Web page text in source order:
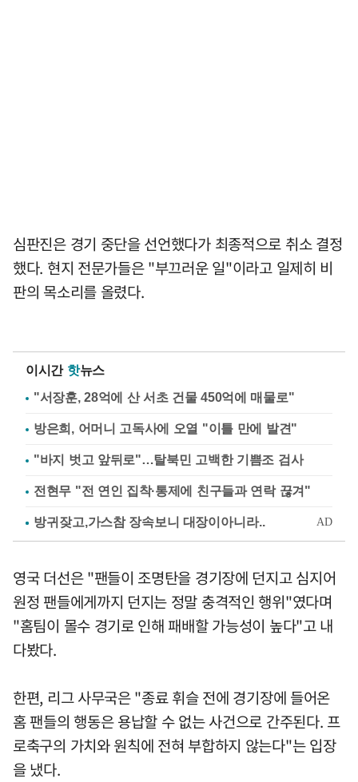
심판진은 경기 중단을 선언했다가 최종적으로 취소 결정
했다. 현지 전문가들은 "부끄러운 일"이라고 일제히 비
판의 목소리를 올렸다.
이시간 핫뉴스
"서장훈, 28억에 산 서초 건물 450억에 매물로"
방은희, 어머니 고독사에 오열 "이틀 만에 발견"
"바지 벗고 앞뒤로"…탈북민 고백한 기쁨조 검사
전현무 "전 연인 집착·통제에 친구들과 연락 끊겨"
영국 더선은 "팬들이 조명탄을 경기장에 던지고 심지어
원정 팬들에게까지 던지는 정말 충격적인 행위"였다며
"홈팀이 몰수 경기로 인해 패배할 가능성이 높다"고 내
다봤다.
한편, 리그 사무국은 "종료 휘슬 전에 경기장에 들어온
홈 팬들의 행동은 용납할 수 없는 사건으로 간주된다. 프
로축구의 가치와 원칙에 전혀 부합하지 않는다"는 입장
을 냈다.